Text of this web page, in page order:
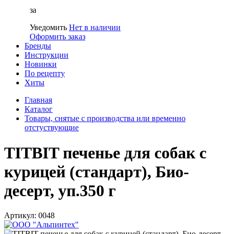
за
Уведомить Нет в наличии
Оформить заказ
Бренды
Инструкции
Новинки
По рецепту
Хиты
Главная
Каталог
Товары, снятые с производства или временно
отстуствующие
TITBIT печенье для собак с
курицей (стандарт), Био-
десерт, уп.350 г
Артикул: 0048